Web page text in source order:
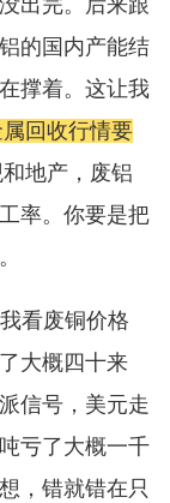
出完。后来跟
的国内产能结
撑着。这让我
回收行情要
地产，废铝
率。你要是把
看废铜价格
大概四十来
信号，美元走
亏了大概一千
，错就错在只